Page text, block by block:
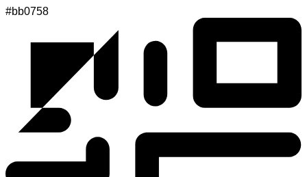
#bb0758